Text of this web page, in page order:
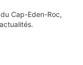
Cap-Eden-Roc,